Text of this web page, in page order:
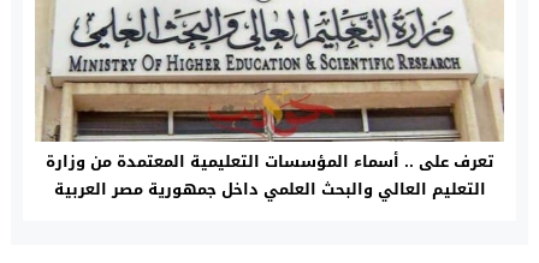
تعرف على .. أسماء المؤسسات التعليمية المعتمدة من وزارة
التعليم العالي والبحث العلمي داخل جمهورية مصر العربية